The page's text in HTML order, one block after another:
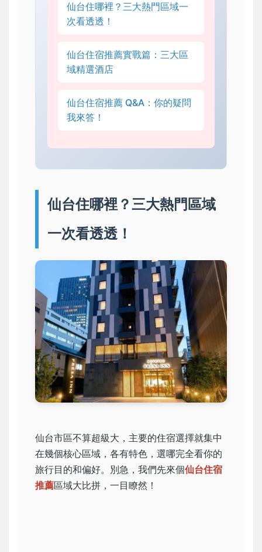
仙台住哪裡？三大熱門區域一
次看透透！
仙台住宿推薦實戰篇：三大區
域精選酒店
仙台住宿推薦 Q&A：你的疑問
我來答！
仙台住哪裡？三大熱門區域
一次看透透！
仙台市區不算超級大，主要的住宿選擇就集中
在幾個核心區域，各有特色，選哪完全看你的
旅行目的和偏好。別急，我們先來個仙台住宿
推薦區域大比拼，一目瞭然！